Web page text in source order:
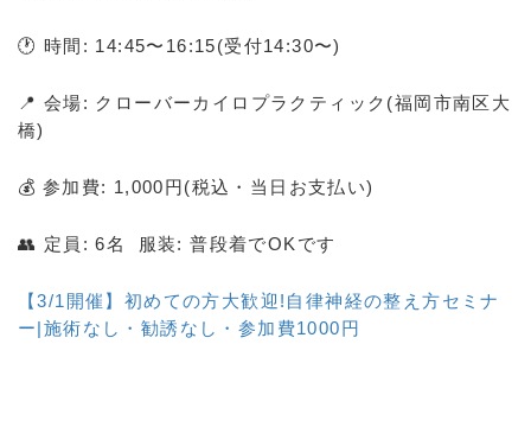
🕐 時間: 14:45〜16:15(受付14:30〜)
📍 会場: クローバーカイロプラクティック(福岡市南区大
橋)
💰 参加費: 1,000円(税込・当日お支払い)
👥 定員: 6名 服装: 普段着でOKです
【3/1開催】初めての方大歓迎!自律神経の整え方セミナ
ー|施術なし・勧誘なし・参加費1000円